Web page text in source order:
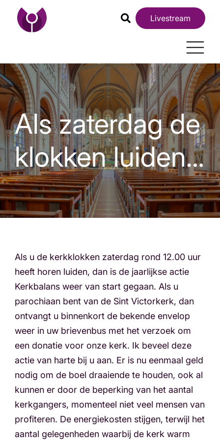
Livestream
Als zaterdag de
klokken luiden…
Als u de kerkklokken zaterdag rond 12.00 uur
heeft horen luiden, dan is de jaarlijkse actie
Kerkbalans weer van start gegaan. Als u
parochiaan bent van de Sint Victorkerk, dan
ontvangt u binnenkort de bekende envelop
weer in uw brievenbus met het verzoek om
een donatie voor onze kerk. Ik beveel deze
actie van harte bij u aan. Er is nu eenmaal geld
nodig om de boel draaiende te houden, ook al
kunnen er door de beperking van het aantal
kerkgangers, momenteel niet veel mensen van
profiteren. De energiekosten stijgen, terwijl het
aantal gelegenheden waarbij de kerk warm